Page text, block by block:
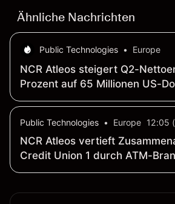
Ähnliche Nachrichten
Public Technologies • Europe
NCR Atleos steigert Q2-
Prozent auf 65 Millionen US-
bleibt bei 1.10 Milliarden US-
Public Technologies • Europe 12:05
NCR Atleos vertieft
Credit Union 1 durch ATM-
Circle-K-Filialen